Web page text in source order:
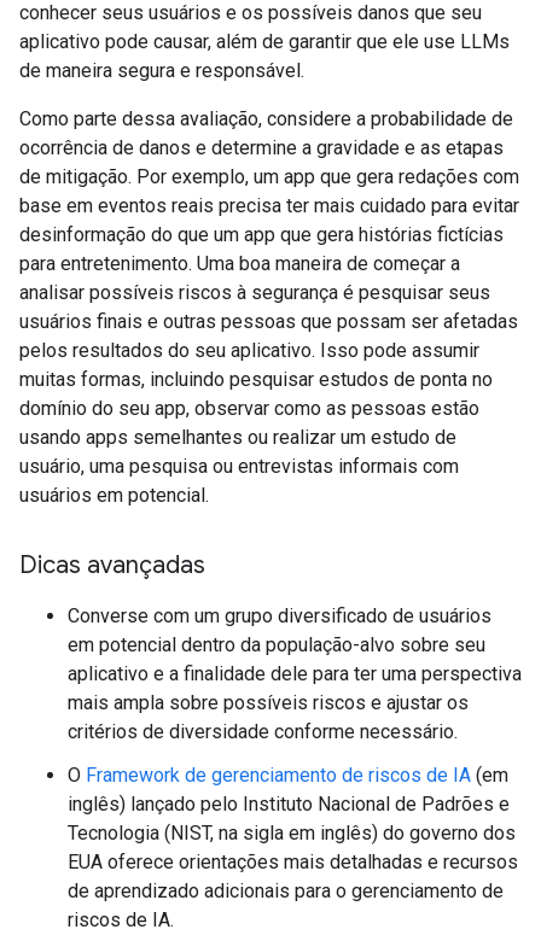
conhecer seus usuários e os possíveis danos que seu
aplicativo pode causar, além de garantir que ele use LLMs
de maneira segura e responsável.
Como parte dessa avaliação, considere a probabilidade de
ocorrência de danos e determine a gravidade e as etapas
de mitigação. Por exemplo, um app que gera redações com
base em eventos reais precisa ter mais cuidado para evitar
desinformação do que um app que gera histórias fictícias
para entretenimento. Uma boa maneira de começar a
analisar possíveis riscos à segurança é pesquisar seus
usuários finais e outras pessoas que possam ser afetadas
pelos resultados do seu aplicativo. Isso pode assumir
muitas formas, incluindo pesquisar estudos de ponta no
domínio do seu app, observar como as pessoas estão
usando apps semelhantes ou realizar um estudo de
usuário, uma pesquisa ou entrevistas informais com
usuários em potencial.
Dicas avançadas
Converse com um grupo diversificado de usuários
em potencial dentro da população-alvo sobre seu
aplicativo e a finalidade dele para ter uma perspectiva
mais ampla sobre possíveis riscos e ajustar os
critérios de diversidade conforme necessário.
O Framework de gerenciamento de riscos de IA (em
inglês) lançado pelo Instituto Nacional de Padrões e
Tecnologia (NIST, na sigla em inglês) do governo dos
EUA oferece orientações mais detalhadas e recursos
de aprendizado adicionais para o gerenciamento de
riscos de IA.